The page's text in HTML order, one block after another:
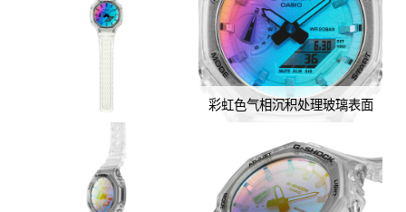
彩虹色气相沉积处理玻璃表面